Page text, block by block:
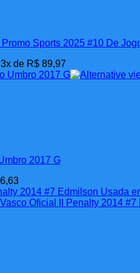
Sports 2025 #10 De
de R$ 89,97
2017 G